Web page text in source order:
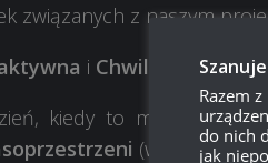
związanych z naszym
i Chwila
kiedy to możecie
(więcej
Razem
do nich
jak